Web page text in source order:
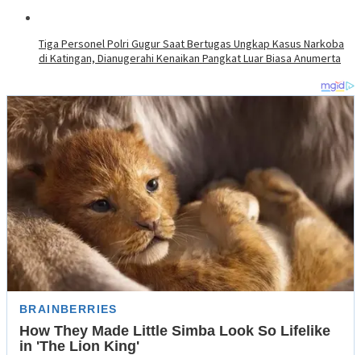
Tiga Personel Polri Gugur Saat Bertugas Ungkap Kasus Narkoba
di Katingan, Dianugerahi Kenaikan Pangkat Luar Biasa Anumerta